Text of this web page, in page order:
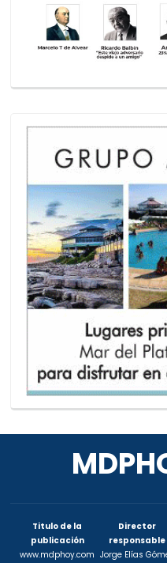
Titulo de la
publicación
www.mdphoy.com
Director
responsable
Jorge Elías